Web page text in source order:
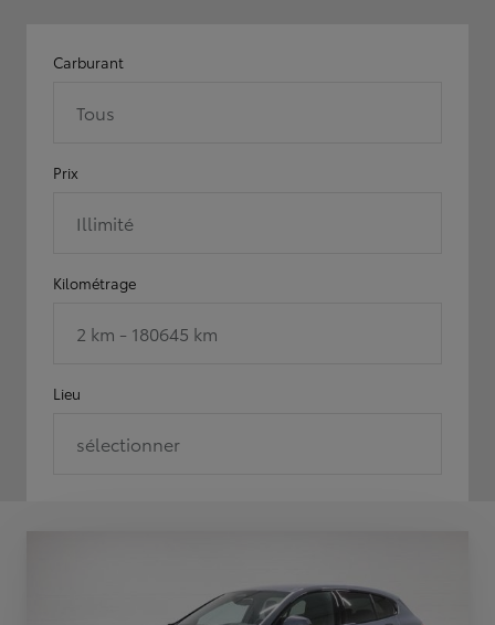
Carburant
Tous
Prix
Illimité
Kilométrage
2 km - 180645 km
Lieu
sélectionner